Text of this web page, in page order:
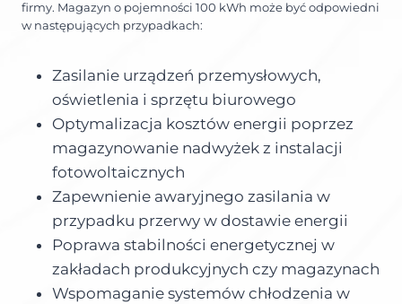
firmy. Magazyn o pojemności 100 kWh może być odpowiedni
w następujących przypadkach:
Zasilanie urządzeń przemysłowych,
oświetlenia i sprzętu biurowego
Optymalizacja kosztów energii poprzez
magazynowanie nadwyżek z instalacji
fotowoltaicznych
Zapewnienie awaryjnego zasilania w
przypadku przerwy w dostawie energii
Poprawa stabilności energetycznej w
zakładach produkcyjnych czy magazynach
Wspomaganie systemów chłodzenia w